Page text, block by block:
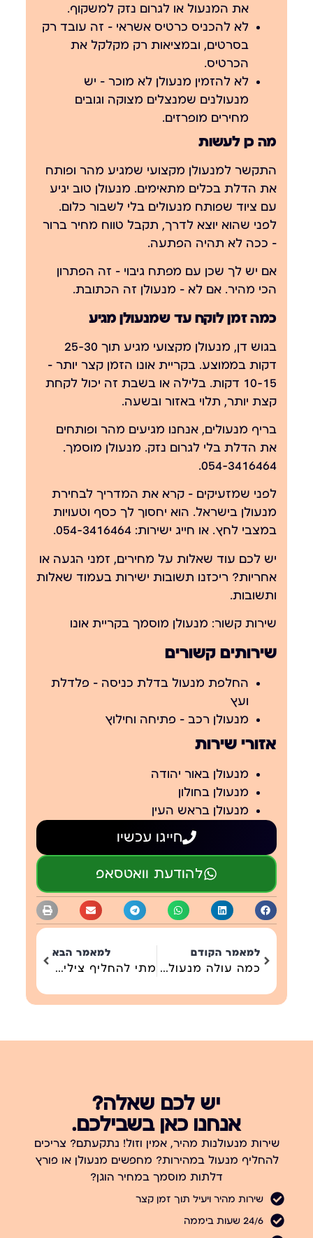
את המנעול או לגרום נזק למשקוף.
לא להכניס כרטיס אשראי — זה עובד רק
בסרטים, ובמציאות רק מקלקל את
הכרטיס.
לא להזמין מנעולן לא מוכר— יש
מנעולנים שמנצלים מצוקה וגובים
מחירים מופרזים.
מה כן לעשות
התקשר למנעולן מקצועי שמגיע מהר ופותח
את הדלת בכלים מתאימים. מנעולן טוב יגיע
עם ציוד שפותח מנעולים בלי לשבור כלום.
לפני שהוא יוצא לדרך, תקבל טווח מחיר ברור
— ככה לא תהיה הפתעה.
אם יש לך שכן עם מפתח גיבוי — זה הפתרון
הכי מהיר. אם לא — מנעולן זה הכתובת.
כמה זמן לוקח עד שמנעולן מגיע
בגוש דן, מנעולן מקצועי מגיע תוך 25-30
דקות בממוצע. בקריית אונו הזמן קצר יותר —
10-15 דקות. בלילה או בשבת זה יכול לקחת
קצת יותר, תלוי באזור ובשעה.
בריף מנעולים, אנחנו מגיעים מהר ופותחים
את הדלת בלי לגרום נזק. מנעולן מוסמך.
054-3416464
.
לפני שמזעיקים — קרא את המדריך לבחירת
מנעולן בישראל. הוא יחסוך לך כסף וטעויות
במצבי לחץ. או חייג ישירות: 054-3416464.
יש לכם עוד שאלות על מחירים, זמני הגעה או
אחריות? ריכזנו תשובות ישירות בעמוד שאלות
ותשובות.
שירות קשור: מנעולן מוסמך בקריית אונו
שירותים קשורים
החלפת מנעול בדלת כניסה – פלדלת
ועץ
מנעולן רכב – פתיחה וחילוץ
אזורי שירות
מנעולן באור יהודה
מנעולן בחולון
מנעולן בראש העין
חייגו עכשיו
להודעת וואטסאפ
למאמר הקודם
כמה עולה מנעולן בלילה בישראל? | מדריך מחירים 2026
למאמר הבא
מתי להחליף צילינדר במנעול? מדריך מקצועי מלא
יש לכם שאלה?
אנחנו כאן בשבילכם.
שירות מנעולנות מהיר, אמין וזול! נתקעתם? צריכים
להחליף מנעול במהירות? מחפשים מנעולן או פורץ
דלתות מוסמך במחיר הוגן?
שירות מהיר ויעיל תוך זמן קצר
24/6 שעות ביממה